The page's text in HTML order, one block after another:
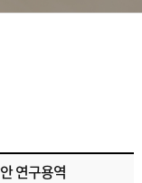
연구용역